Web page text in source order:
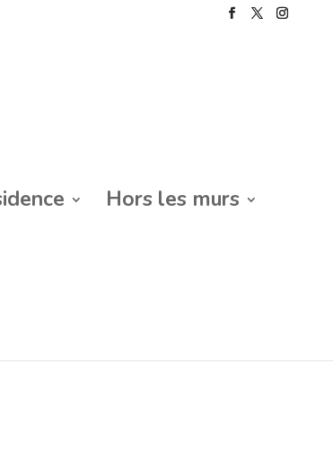
Hors les murs